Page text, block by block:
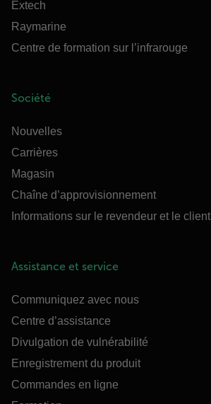
Extech
Raymarine
Centre de formation sur l’infrarouge
Société
Nouvelles
Carrières
Magasin
Chaîne d’approvisionnement
Informations sur le revendeur et le client
Assistance et service
Communiquez avec nous
Centre d’assistance
Divulgation de vulnérabilité
Enregistrement du produit
Commandes en ligne